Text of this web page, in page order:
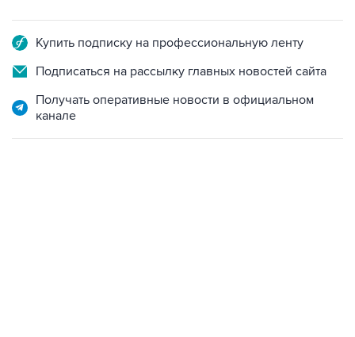
Купить подписку на профессиональную ленту
Подписаться на рассылку главных новостей сайта
Получать оперативные новости в официальном
канале